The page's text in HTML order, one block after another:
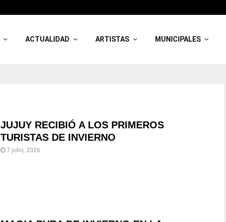
ACTUALIDAD ARTISTAS MUNICIPALES
JUJUY RECIBIÓ A LOS PRIMEROS
TURISTAS DE INVIERNO
7 julio, 2026